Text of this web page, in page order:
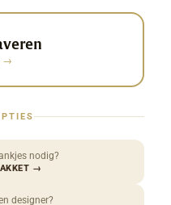
→
nodig?
→
designer?